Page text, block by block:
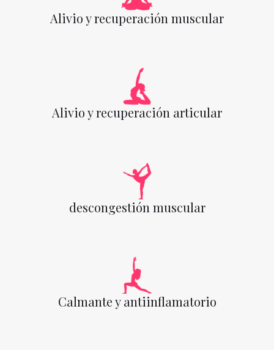
Alivio y recuperación muscular
Alivio y recuperación articular
descongestión muscular
Calmante y antiinflamatorio